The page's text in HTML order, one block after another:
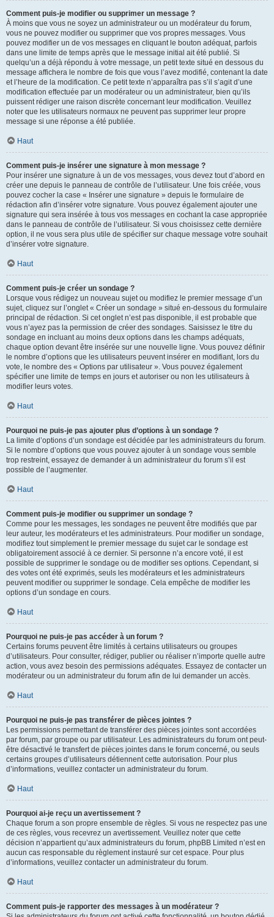
Comment puis-je modifier ou supprimer un message ?
À moins que vous ne soyez un administrateur ou un modérateur du forum,
vous ne pouvez modifier ou supprimer que vos propres messages. Vous
pouvez modifier un de vos messages en cliquant le bouton adéquat, parfois
dans une limite de temps après que le message initial ait été publié. Si
quelqu’un a déjà répondu à votre message, un petit texte situé en dessous du
message affichera le nombre de fois que vous l’avez modifié, contenant la date
et l’heure de la modification. Ce petit texte n’apparaîtra pas s’il s’agit d’une
modification effectuée par un modérateur ou un administrateur, bien qu’ils
puissent rédiger une raison discrète concernant leur modification. Veuillez
noter que les utilisateurs normaux ne peuvent pas supprimer leur propre
message si une réponse a été publiée.
Haut
Comment puis-je insérer une signature à mon message ?
Pour insérer une signature à un de vos messages, vous devez tout d’abord en
créer une depuis le panneau de contrôle de l’utilisateur. Une fois créée, vous
pouvez cocher la case « Insérer une signature » depuis le formulaire de
rédaction afin d’insérer votre signature. Vous pouvez également ajouter une
signature qui sera insérée à tous vos messages en cochant la case appropriée
dans le panneau de contrôle de l’utilisateur. Si vous choisissez cette dernière
option, il ne vous sera plus utile de spécifier sur chaque message votre souhait
d’insérer votre signature.
Haut
Comment puis-je créer un sondage ?
Lorsque vous rédigez un nouveau sujet ou modifiez le premier message d’un
sujet, cliquez sur l’onglet « Créer un sondage » situé en-dessous du formulaire
principal de rédaction. Si cet onglet n’est pas disponible, il est probable que
vous n’ayez pas la permission de créer des sondages. Saisissez le titre du
sondage en incluant au moins deux options dans les champs adéquats,
chaque option devant être insérée sur une nouvelle ligne. Vous pouvez définir
le nombre d’options que les utilisateurs peuvent insérer en modifiant, lors du
vote, le nombre des « Options par utilisateur ». Vous pouvez également
spécifier une limite de temps en jours et autoriser ou non les utilisateurs à
modifier leurs votes.
Haut
Pourquoi ne puis-je pas ajouter plus d’options à un sondage ?
La limite d’options d’un sondage est décidée par les administrateurs du forum.
Si le nombre d’options que vous pouvez ajouter à un sondage vous semble
trop restreint, essayez de demander à un administrateur du forum s’il est
possible de l’augmenter.
Haut
Comment puis-je modifier ou supprimer un sondage ?
Comme pour les messages, les sondages ne peuvent être modifiés que par
leur auteur, les modérateurs et les administrateurs. Pour modifier un sondage,
modifiez tout simplement le premier message du sujet car le sondage est
obligatoirement associé à ce dernier. Si personne n’a encore voté, il est
possible de supprimer le sondage ou de modifier ses options. Cependant, si
des votes ont été exprimés, seuls les modérateurs et les administrateurs
peuvent modifier ou supprimer le sondage. Cela empêche de modifier les
options d’un sondage en cours.
Haut
Pourquoi ne puis-je pas accéder à un forum ?
Certains forums peuvent être limités à certains utilisateurs ou groupes
d’utilisateurs. Pour consulter, rédiger, publier ou réaliser n’importe quelle autre
action, vous avez besoin des permissions adéquates. Essayez de contacter un
modérateur ou un administrateur du forum afin de lui demander un accès.
Haut
Pourquoi ne puis-je pas transférer de pièces jointes ?
Les permissions permettant de transférer des pièces jointes sont accordées
par forum, par groupe ou par utilisateur. Les administrateurs du forum ont peut-
être désactivé le transfert de pièces jointes dans le forum concerné, ou seuls
certains groupes d’utilisateurs détiennent cette autorisation. Pour plus
d’informations, veuillez contacter un administrateur du forum.
Haut
Pourquoi ai-je reçu un avertissement ?
Chaque forum a son propre ensemble de règles. Si vous ne respectez pas une
de ces règles, vous recevrez un avertissement. Veuillez noter que cette
décision n’appartient qu’aux administrateurs du forum, phpBB Limited n’est en
aucun cas responsable du règlement instauré sur cet espace. Pour plus
d’informations, veuillez contacter un administrateur du forum.
Haut
Comment puis-je rapporter des messages à un modérateur ?